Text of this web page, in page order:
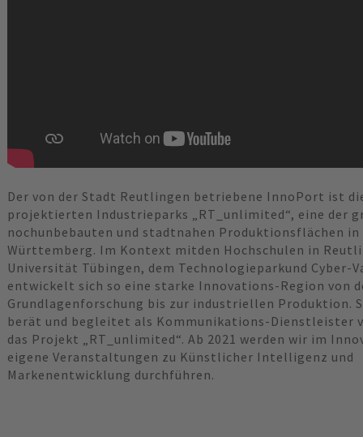
Der von der Stadt Reutlingen betriebene InnoPort ist
projektierten Industrieparks „RT_unlimited“, eine der
nochunbebauten und stadtnahen Produktionsflächen in
Württemberg. Im Kontext mitden Hochschulen in
Universität Tübingen, dem Technologieparkund Cyber-
entwickelt sich so eine starke Innovations-Region von
Grundlagenforschung bis zur industriellen Produktion.
berät und begleitet als Kommunikations-Dienstleister
das Projekt „RT_unlimited“. Ab 2021 werden wir im
eigene Veranstaltungen zu Künstlicher Intelligenz und
Markenentwicklung durchführen.